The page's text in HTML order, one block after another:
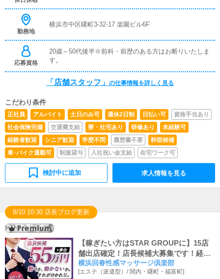
勤務地
横浜市中区曙町3-32-17 楽園ビル6F
応募資格
20歳～50代後半※前科・前歴のある方はお断りいたしま
す。
「店舗スタッフ」 の仕事情報を詳しく見る
こだわり条件
正社員 アルバイト 土日のみ可 週休2日制 日払い可
資格手当あり
社会保険完備
交通費支給 寮・社宅あり 研修あり
未経験可
経験者歓迎
シニア歓迎 学歴不問 履歴書不要
幹部候補
車･バイク通勤可
制服貸与 入社祝い金支給 在宅ワーク可
検討中に追加 求人情報を見る
8/10 10:30 店長ブログ更新
【稼ぎたい方はSTAR GROUPに】15店
舗出店確定！店長候補大募集です！経験
により店長スタートも、未経験でも3ヶ月
で店長に昇格可能です！
横浜回春性感マッサージ倶楽部
[エステ（派遣型）/ 関内・曙町・福富町]